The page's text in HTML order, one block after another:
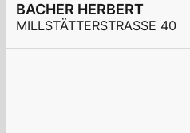
BACHER HERBERT
MILLSTÄTTERSTRASSE 40